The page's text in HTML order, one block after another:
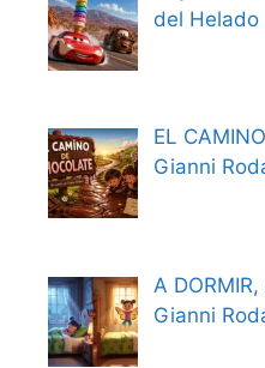
del Helado
EL
Gianni
A DORMIR,
Gianni